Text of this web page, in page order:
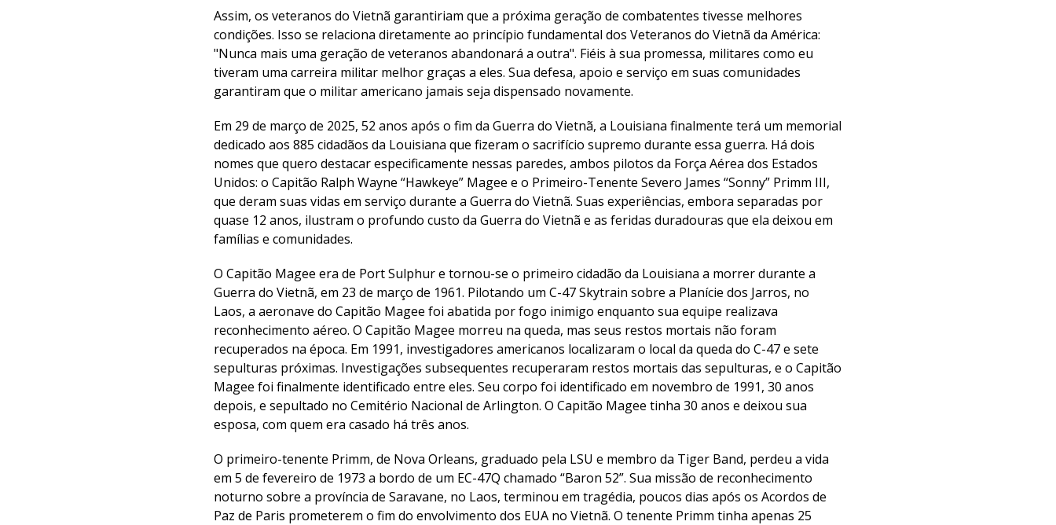
Assim, os veteranos do Vietnã garantiriam que a próxima geração de combatentes tivesse melhores
condições. Isso se relaciona diretamente ao princípio fundamental dos Veteranos do Vietnã da América:
"Nunca mais uma geração de veteranos abandonará a outra". Fiéis à sua promessa, militares como eu
tiveram uma carreira militar melhor graças a eles. Sua defesa, apoio e serviço em suas comunidades
garantiram que o militar americano jamais seja dispensado novamente.
Em 29 de março de 2025, 52 anos após o fim da Guerra do Vietnã, a Louisiana finalmente terá um memorial
dedicado aos 885 cidadãos da Louisiana que fizeram o sacrifício supremo durante essa guerra. Há dois
nomes que quero destacar especificamente nessas paredes, ambos pilotos da Força Aérea dos Estados
Unidos: o Capitão Ralph Wayne “Hawkeye” Magee e o Primeiro-Tenente Severo James “Sonny” Primm III,
que deram suas vidas em serviço durante a Guerra do Vietnã. Suas experiências, embora separadas por
quase 12 anos, ilustram o profundo custo da Guerra do Vietnã e as feridas duradouras que ela deixou em
famílias e comunidades.
O Capitão Magee era de Port Sulphur e tornou-se o primeiro cidadão da Louisiana a morrer durante a
Guerra do Vietnã, em 23 de março de 1961. Pilotando um C-47 Skytrain sobre a Planície dos Jarros, no
Laos, a aeronave do Capitão Magee foi abatida por fogo inimigo enquanto sua equipe realizava
reconhecimento aéreo. O Capitão Magee morreu na queda, mas seus restos mortais não foram
recuperados na época. Em 1991, investigadores americanos localizaram o local da queda do C-47 e sete
sepulturas próximas. Investigações subsequentes recuperaram restos mortais das sepulturas, e o Capitão
Magee foi finalmente identificado entre eles. Seu corpo foi identificado em novembro de 1991, 30 anos
depois, e sepultado no Cemitério Nacional de Arlington. O Capitão Magee tinha 30 anos e deixou sua
esposa, com quem era casado há três anos.
O primeiro-tenente Primm, de Nova Orleans, graduado pela LSU e membro da Tiger Band, perdeu a vida
em 5 de fevereiro de 1973 a bordo de um EC-47Q chamado “Baron 52”. Sua missão de reconhecimento
noturno sobre a província de Saravane, no Laos, terminou em tragédia, poucos dias após os Acordos de
Paz de Paris prometerem o fim do envolvimento dos EUA no Vietnã. O tenente Primm tinha apenas 25